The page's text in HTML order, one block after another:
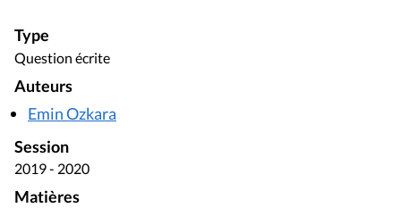
Type
Question écrite
Auteurs
Emin Ozkara
Session
2019 - 2020
Matières